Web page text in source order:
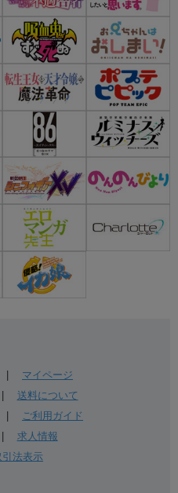
マイページ
送料について
ご利用ガイド
求人情報
法表示